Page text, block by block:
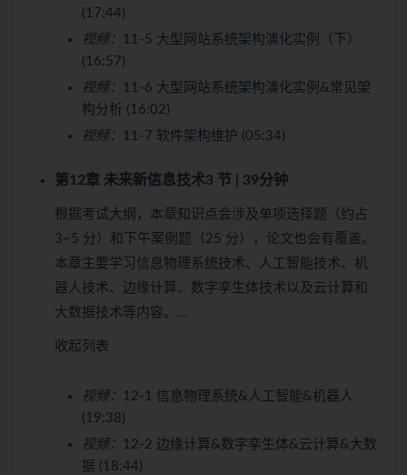
(17:44)
视频：
11-5 大型网站系统架构演化实例（下）
(16:57)
视频：
11-6 大型网站系统架构演化实例&常见架
构分析 (16:02)
视频：
11-7 软件架构维护 (05:34)
第12章 未来新信息技术3 节 | 39分钟
根据考试大纲，本章知识点会涉及单项选择题（约占
3~5 分）和下午案例题（25 分），论文也会有覆盖。
本章主要学习信息物理系统技术、人工智能技术、机
器人技术、边缘计算、数字孪生体技术以及云计算和
大数据技术等内容。…
收起列表
视频：
12-1 信息物理系统&人工智能&机器人
(19:38)
视频：
12-2 边缘计算&数字孪生体&云计算&大数
据 (18:44)